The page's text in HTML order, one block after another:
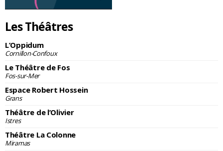
Les Théâtres
L’Oppidum
Cornillon-Confoux
Le Théâtre de Fos
Fos-sur-Mer
Espace Robert Hossein
Grans
Théâtre de l’Olivier
Istres
Théâtre La Colonne
Miramas